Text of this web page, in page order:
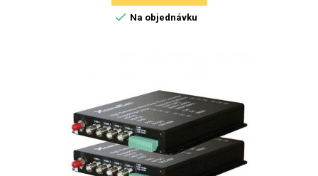
 Na objednávku